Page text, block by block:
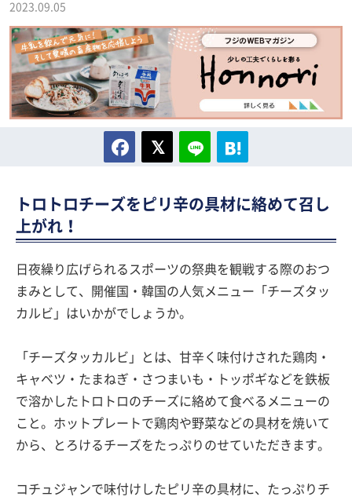
2023.09.05
トロトロチーズをピリ辛の具材に絡めて召し
上がれ！
日夜繰り広げられるスポーツの祭典を観戦する際のおつ
まみとして、開催国・韓国の人気メニュー「チーズタッ
カルビ」はいかがでしょうか。
「チーズタッカルビ」とは、甘辛く味付けされた鶏肉・
キャベツ・たまねぎ・さつまいも・トッポギなどを鉄板
で溶かしたトロトロのチーズに絡めて食べるメニューの
こと。ホットプレートで鶏肉や野菜などの具材を焼いて
から、とろけるチーズをたっぷりのせていただきます。
コチュジャンで味付けしたピリ辛の具材に、たっぷりチ